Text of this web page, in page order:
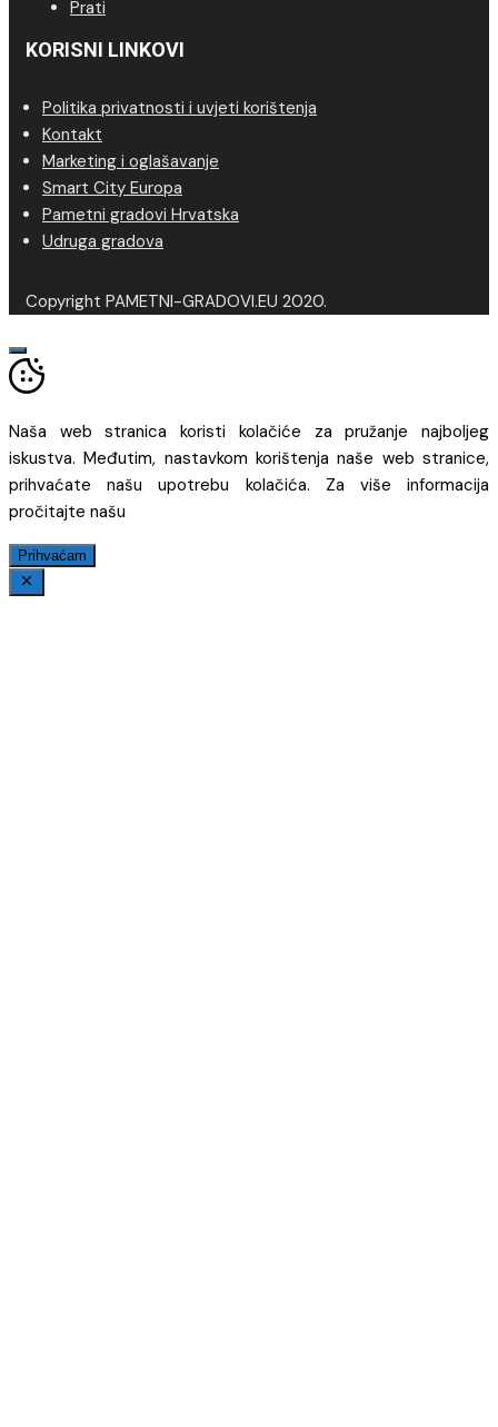
Prati
KORISNI LINKOVI
Politika privatnosti i uvjeti korištenja
Kontakt
Marketing i oglašavanje
Smart City Europa
Pametni gradovi Hrvatska
Udruga gradova
Copyright PAMETNI-GRADOVI.EU 2020.
Naša web stranica koristi kolačiće za pružanje najboljeg
iskustva. Međutim, nastavkom korištenja naše web stranice,
prihvaćate našu upotrebu kolačića. Za više informacija
pročitajte našu
Prihvaćam